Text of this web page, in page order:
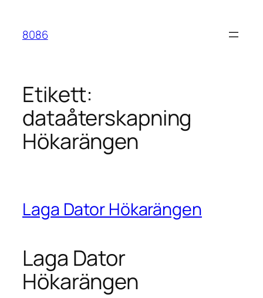
innehåll
8086
Etikett:
dataåterskapning
Hökarängen
Laga Dator Hökarängen
Laga Dator
Hökarängen